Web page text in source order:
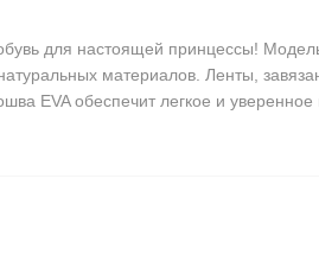
для настоящей принцессы!
материалов. Ленты,
EVA обеспечит легкое и